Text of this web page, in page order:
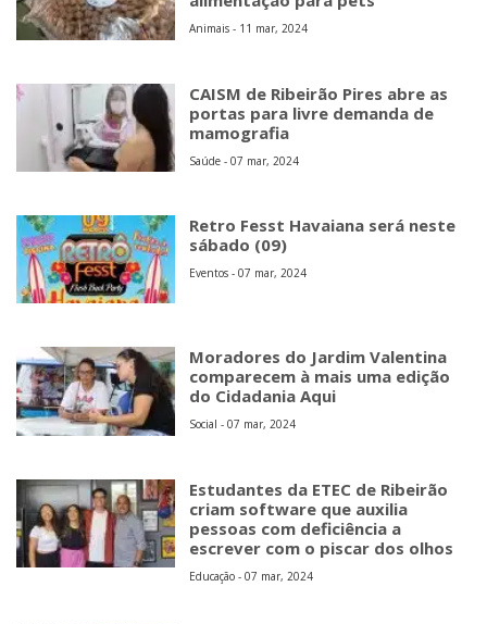
Animais - 11 mar, 2024
CAISM de Ribeirão Pires abre as
portas para livre demanda de
mamografia
Saúde - 07 mar, 2024
Retro Fesst Havaiana será neste
sábado (09)
Eventos - 07 mar, 2024
Moradores do Jardim Valentina
comparecem à mais uma edição
do Cidadania Aqui
Social - 07 mar, 2024
Estudantes da ETEC de Ribeirão
criam software que auxilia
pessoas com deficiência a
escrever com o piscar dos olhos
Educação - 07 mar, 2024